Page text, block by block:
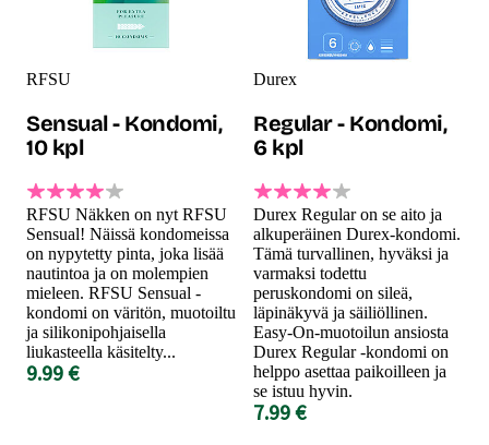
RFSU
Sensual - Kondomi,
10 kpl
RFSU Näkken on nyt RFSU
Sensual! Näissä kondomeissa
on nypytetty pinta, joka lisää
nautintoa ja on molempien
mieleen. RFSU Sensual -
kondomi on väritön, muotoiltu
ja silikonipohjaisella
liukasteella käsitelty...
9.99 €
Durex
Regular - Kondomi,
6 kpl
Durex Regular on se aito ja
alkuperäinen Durex-kondomi.
Tämä turvallinen, hyväksi ja
varmaksi todettu
peruskondomi on sileä,
läpinäkyvä ja säiliöllinen.
Easy-On-muotoilun ansiosta
Durex Regular -kondomi on
helppo asettaa paikoilleen ja
se istuu hyvin.
7.99 €